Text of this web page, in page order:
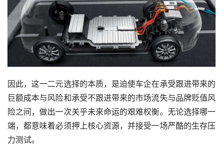
因此，这一二元选择的本质，是迫使车企在承受跟进带来的
巨额成本与风险和承受不跟进带来的市场流失与品牌贬值风
险之间，做出一次关乎未来命运的艰难权衡。无论选择哪一
端，都意味着必须押上核心资源，并接受一场严酷的生存压
力测试。